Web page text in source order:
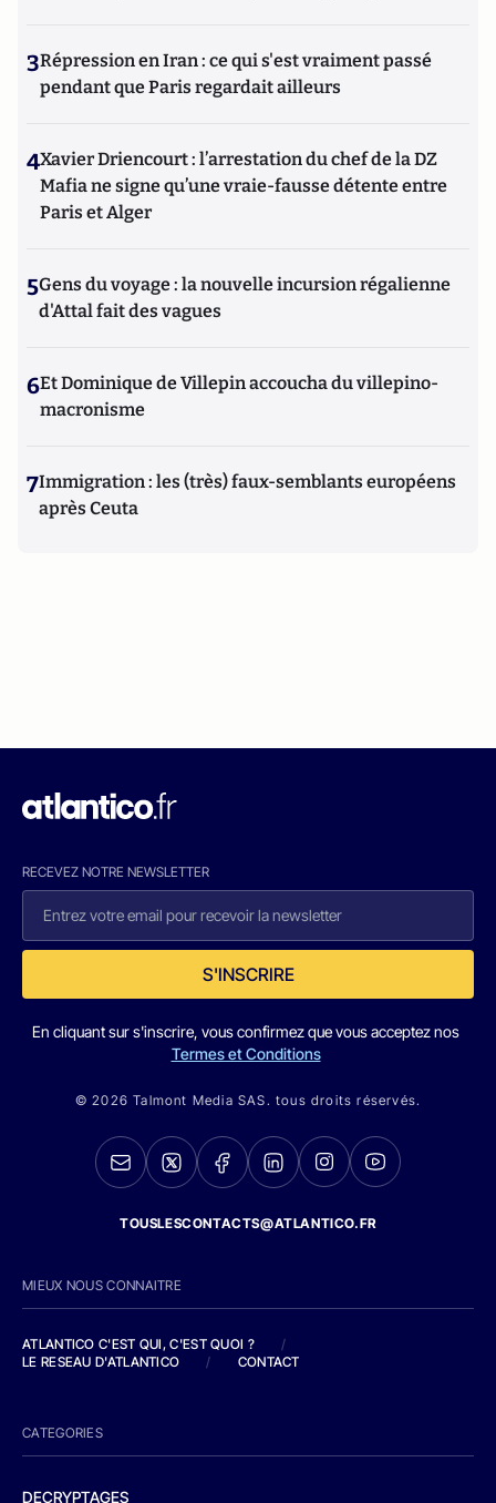
3Répression en Iran : ce qui s'est vraiment passé
pendant que Paris regardait ailleurs
4Xavier Driencourt : l’arrestation du chef de la DZ
Mafia ne signe qu’une vraie-fausse détente entre
Paris et Alger
5Gens du voyage : la nouvelle incursion régalienne
d'Attal fait des vagues
6Et Dominique de Villepin accoucha du villepino-
macronisme
7Immigration : les (très) faux-semblants européens
après Ceuta
RECEVEZ NOTRE NEWSLETTER
S'INSCRIRE
En cliquant sur s'inscrire, vous confirmez que vous acceptez nos
Termes et Conditions
© 2026 Talmont Media SAS. tous droits réservés.
TOUSLESCONTACTS@ATLANTICO.FR
MIEUX NOUS CONNAITRE
ATLANTICO C'EST QUI, C'EST QUOI ?
/
LE RESEAU D'ATLANTICO
/ CONTACT
CATEGORIES
DECRYPTAGES